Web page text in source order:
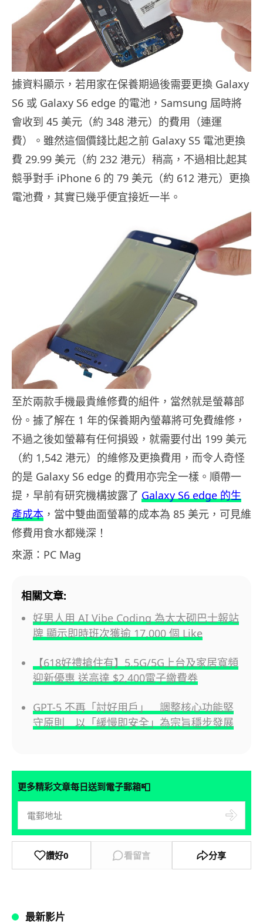
據資料顯示，若用家在保養期過後需要更換 Galaxy
S6 或 Galaxy S6 edge 的電池，Samsung 屆時將
會收到 45 美元（約 348 港元）的費用（連運
費）。雖然這個價錢比起之前 Galaxy S5 電池更換
費 29.99 美元（約 232 港元）稍高，不過相比起其
競爭對手 iPhone 6 的 79 美元（約 612 港元）更換
電池費，其實已幾乎便宜接近一半。
至於兩款手機最貴維修費的組件，當然就是螢幕部
份。據了解在 1 年的保養期內螢幕將可免費維修，
不過之後如螢幕有任何損毀，就需要付出 199 美元
（約 1,542 港元）的維修及更換費用，而令人奇怪
的是 Galaxy S6 edge 的費用亦完全一樣。順帶一
提，早前有研究機構披露了 Galaxy S6 edge 的生
產成本 ，當中雙曲面螢幕的成本為 85 美元，可見維
修費用食水都幾深！
來源：PC Mag
相關文章:
好男人用 AI Vibe Coding 為太太砌巴士報站
牌 顯示即時班次獲逾 17,000 個 Like
【618好禮搶住有】5.5G/5G上台及家居寬頻
迎新優惠 送高達 $2,400電子繳費券
GPT-5 不再「討好用戶」 調整核心功能堅
守原則 以「緩慢即安全」為宗旨穩步發展
更多精彩文章每日送到電子郵箱📮
讚好0 看留言 分享
最新影片